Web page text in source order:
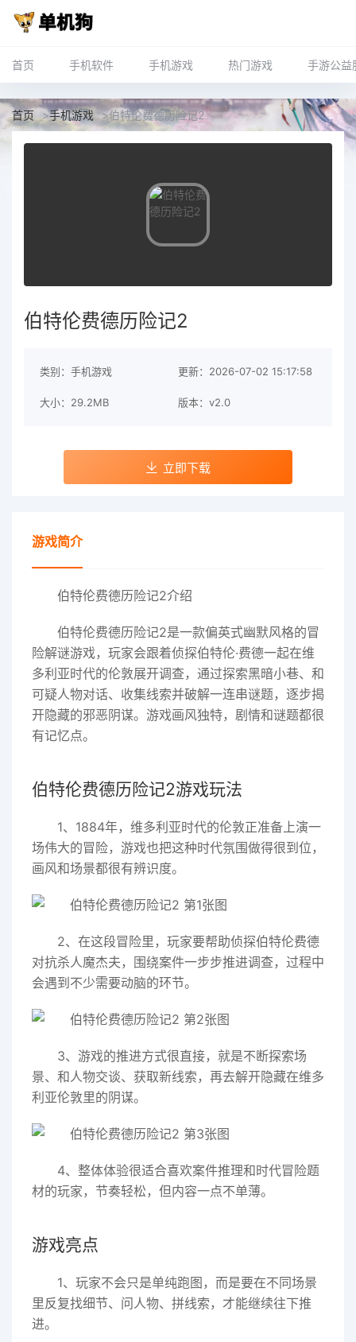
首页 手机软件 手机游戏 热门游戏 手游公益
首页 >手机游戏 >伯特伦费德历险记2
伯特伦费德历险记2
类别：手机游戏 更新：2026-07-02 15:17:58
大小：29.2MB 版本：v2.0
立即下载
游戏简介
伯特伦费德历险记2介绍
伯特伦费德历险记2是一款偏英式幽默风格的冒
险解谜游戏，玩家会跟着侦探伯特伦·费德一起在维
多利亚时代的伦敦展开调查，通过探索黑暗小巷、和
可疑人物对话、收集线索并破解一连串谜题，逐步揭
开隐藏的邪恶阴谋。游戏画风独特，剧情和谜题都很
有记忆点。
伯特伦费德历险记2游戏玩法
1、1884年，维多利亚时代的伦敦正准备上演一
场伟大的冒险，游戏也把这种时代氛围做得很到位，
画风和场景都很有辨识度。
2、在这段冒险里，玩家要帮助侦探伯特伦费德
对抗杀人魔杰夫，围绕案件一步步推进调查，过程中
会遇到不少需要动脑的环节。
3、游戏的推进方式很直接，就是不断探索场
景、和人物交谈、获取新线索，再去解开隐藏在维多
利亚伦敦里的阴谋。
4、整体体验很适合喜欢案件推理和时代冒险题
材的玩家，节奏轻松，但内容一点不单薄。
游戏亮点
1、玩家不会只是单纯跑图，而是要在不同场景
里反复找细节、问人物、拼线索，才能继续往下推
进。